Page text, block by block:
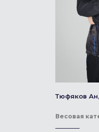
Тюфяков
Весовая